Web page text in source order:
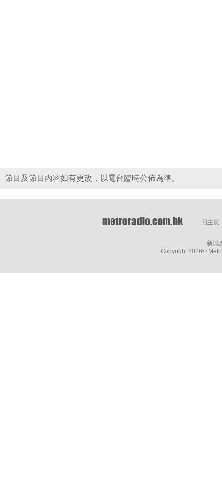
節目及節目內容如有更改，以電台臨時公佈為準。
回主頁
新城
Copyright 2026©